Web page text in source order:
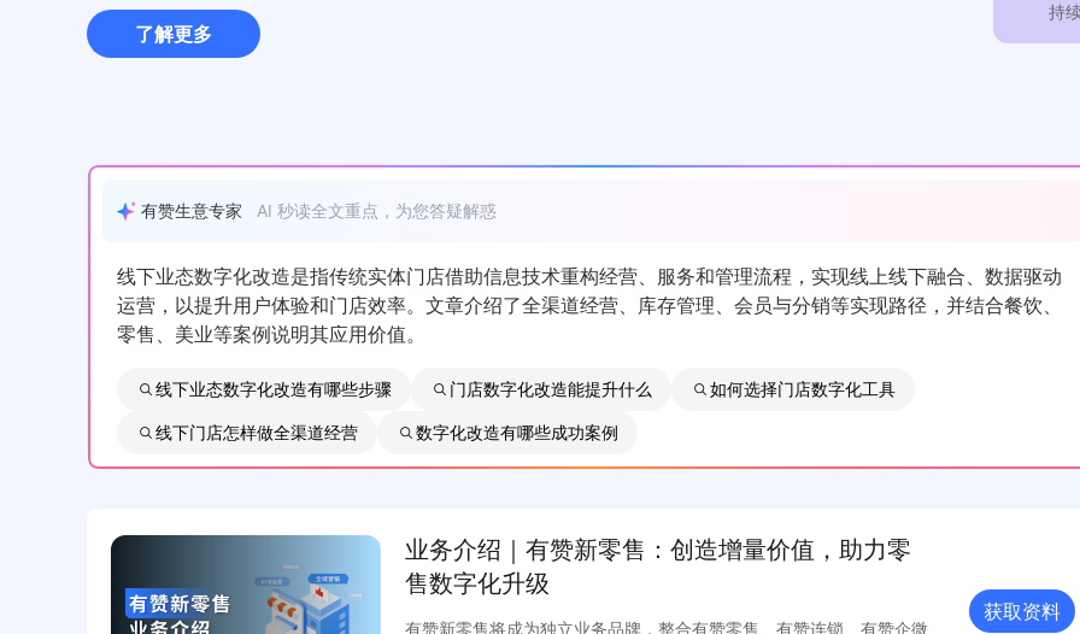
了解更多
持
有赞生意专家 AI 秒读全文重点，为您答疑解惑
线下业态数字化改造是指传统实体门店借助信息技术重构经营、服务和管理流程，实现线上线下融合、数据驱动
运营，以提升用户体验和门店效率。文章介绍了全渠道经营、库存管理、会员与分销等实现路径，并结合餐饮、
零售、美业等案例说明其应用价值。
线下业态数字化改造有哪些步骤 门店数字化改造能提升什么 如何选择门店数字化工具
线下门店怎样做全渠道经营 数字化改造有哪些成功案例
业务介绍｜有赞新零售：创造增量价值，助力零
售数字化升级
有赞新零售将成为独立业务品牌，整合有赞零售、有赞连锁、有赞企微
获取资料